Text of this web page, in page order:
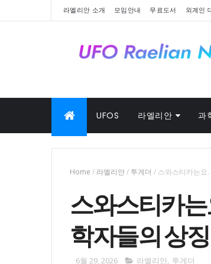
라엘리안 소개 모임안내 무료도서 외계인
UFOS 라엘리안 과
Home / 라엘리안/ 투게더 / 스와스티카는요
스와스티카
학자들의 상
6월 29, 2026 라엘리안, 투게더